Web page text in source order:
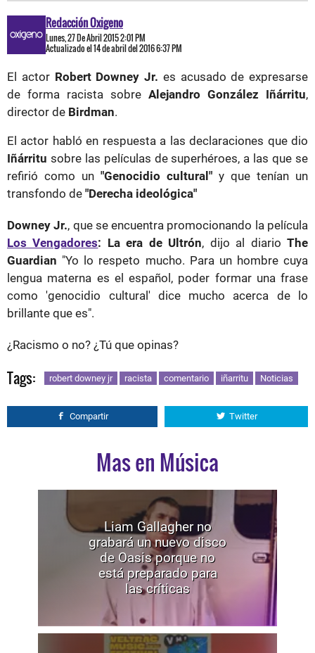
Redacción Oxigeno
Lunes, 27 De Abril 2015 2:01 PM
Actualizado el 14 de abril del 2016 6:37 PM
El actor Robert Downey Jr. es acusado de expresarse
de forma racista sobre Alejandro González Iñárritu,
director de Birdman.
El actor habló en respuesta a las declaraciones que dio
Iñárritu sobre las películas de superhéroes, a las que se
refirió como un "Genocidio cultural" y que tenían un
transfondo de "Derecha ideológica"
Downey Jr., que se encuentra promocionando la película
Los Vengadores: La era de Ultrón, dijo al diarioThe
Guardian "Yo lo respeto mucho. Para un hombre cuya
lengua materna es el español, poder formar una frase
como 'genocidio cultural' dice mucho acerca de lo
brillante que es".
¿Racismo o no? ¿Tú que opinas?
Tags: robert downey jr racista comentario iñarritu Noticias
Compartir Twitter
Mas en Música
Liam Gallagher no
grabará un nuevo disco
de Oasis porque no
está preparado para
las críticas